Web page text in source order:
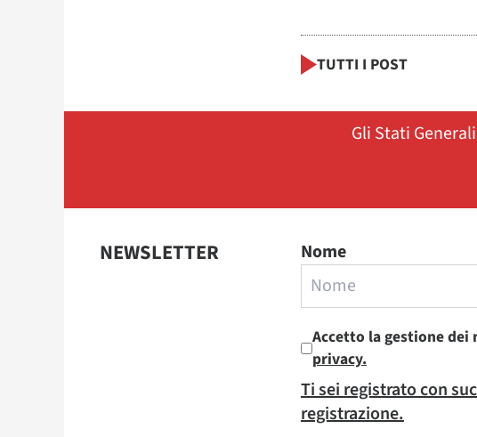
TUTTI I POST
Gli Stati
NEWSLETTER Nome
Accetto la gestione
privacy.
Ti sei registrato con
registrazione.